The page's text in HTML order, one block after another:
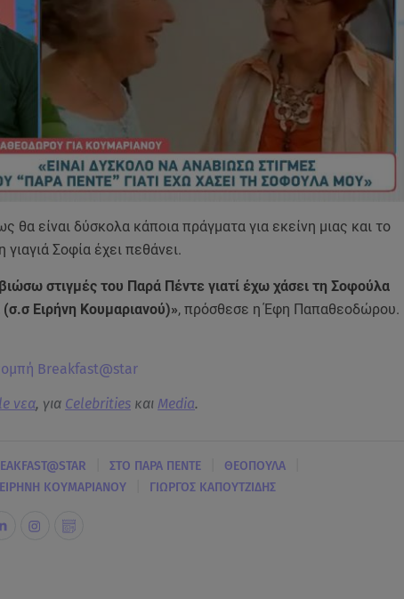
θα είναι δύσκολα κάποια πράγματα για εκείνη μιας και το
γιαγιά Σοφία έχει πεθάνει.
στιγμές του Παρά Πέντε γιατί έχω χάσει τη Σοφούλα
Ειρήνη Κουμαριανού)», πρόσθεσε η Έφη Παπαθεοδώρου.
Breakfast@star
νεα, για Celebritiesκαι Media.
ΣΤΟ ΠΑΡΑ ΠΕΝΤΕ ΘΕΟΠΟΥΛΑ
ΕΙΡΗΝΗ ΚΟΥΜΑΡΙΑΝΟΥ ΓΙΩΡΓΟΣ ΚΑΠΟΥΤΖΙΔΗΣ